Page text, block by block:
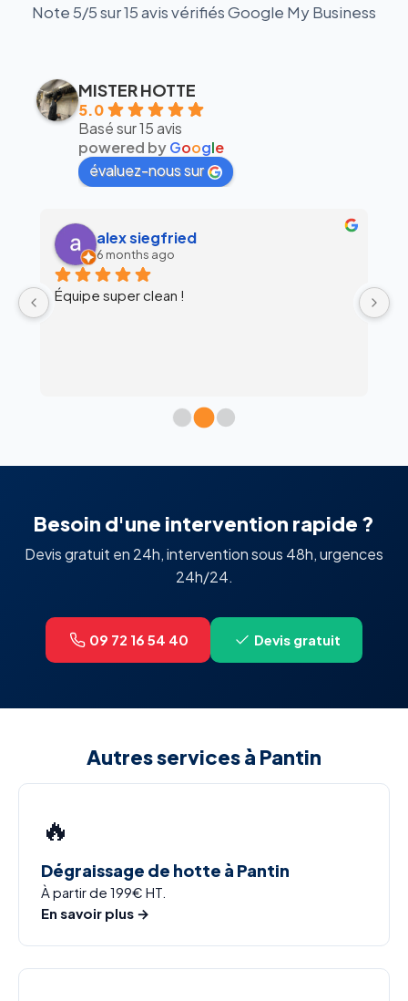
Note 5/5 sur 15 avis vérifiés Google My Business
MISTER HOTTE
5.0
Basé sur 15 avis
powered byGoogle
évaluez-nous sur
alex siegfried
6 months ago
Équipe super clean !
Besoin d'une intervention rapide ?
Devis gratuit en 24h, intervention sous 48h, urgences
24h/24.
09 72 16 54 40 Devis gratuit
Autres services à Pantin
🔥
Dégraissage de hotte à Pantin
À partir de 199€ HT.
En savoir plus →